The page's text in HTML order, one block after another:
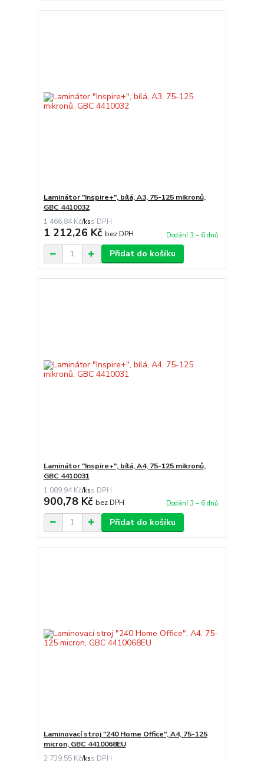
Laminátor "Inspire+", bílá, A3, 75-125 mikronů,
GBC 4410032
1 466,84 Kč/ks
1 212,26 Kč bez DPH Dodání 3 – 6 dnů
Přidat do košíku
Laminátor "Inspire+", bílá, A4, 75-125 mikronů,
GBC 4410031
1 089,94 Kč/ks
900,78 Kč bez DPH Dodání 3 – 6 dnů
Přidat do košíku
Laminovací stroj "240 Home Office", A4, 75-125
micron, GBC 4410068EU
2 739,55 Kč/ks